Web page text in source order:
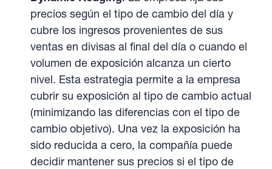
precios según el tipo de cambio del día y
cubre los ingresos provenientes de sus
ventas en divisas al final del día o cuando el
volumen de exposición alcanza un cierto
nivel. Esta estrategia permite a la empresa
cubrir su exposición al tipo de cambio actual
(minimizando las diferencias con el tipo de
cambio objetivo). Una vez la exposición ha
sido reducida a cero, la compañía puede
decidir mantener sus precios si el tipo de